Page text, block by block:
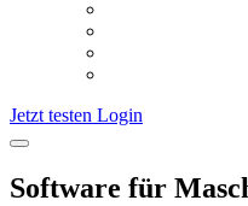
Jetzt testen Login
Software für